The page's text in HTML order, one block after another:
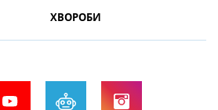
ХВОРОБИ